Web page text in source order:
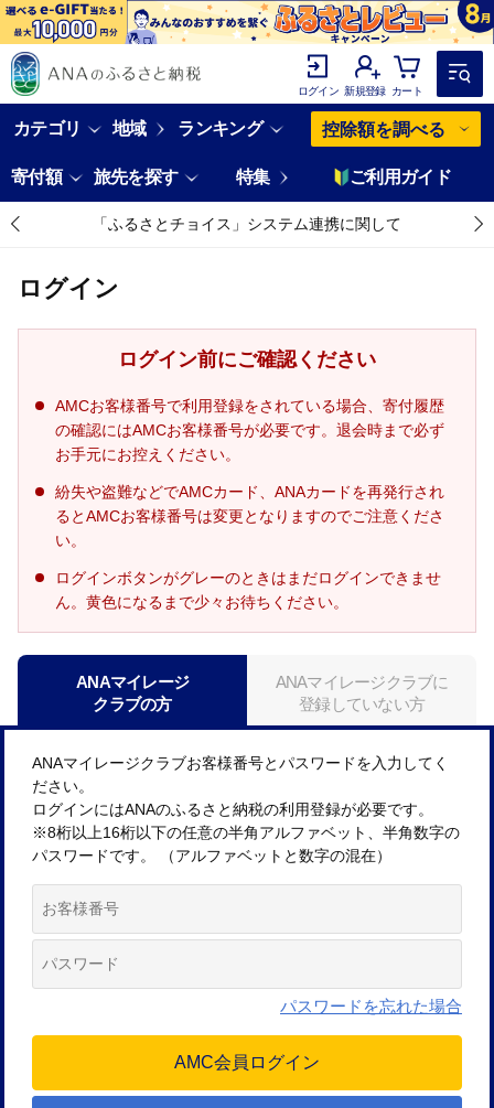
ログイン 新規登録 カート
カテゴリ 地域 ランキング 控除額を調べる
寄付額 旅先を探す 特集 ご利用ガイド
「ふるさとチョイス」システム連携に関して
ログイン
ログイン前にご確認ください
AMCお客様番号で利用登録をされている場合、寄付履歴
の確認にはAMCお客様番号が必要です。退会時まで必ず
お手元にお控えください。
紛失や盗難などでAMCカード、ANAカードを再発行され
るとAMCお客様番号は変更となりますのでご注意くださ
い。
ログインボタンがグレーのときはまだログインできませ
ん。黄色になるまで少々お待ちください。
ANAマイレージ
クラブの方
ANAマイレージクラブに
登録していない方
ANAマイレージクラブお客様番号とパスワードを入力してく
ださい。
ログインにはANAのふるさと納税の利用登録が必要です。
※8桁以上16桁以下の任意の半角アルファベット、半角数字の
パスワードです。 （アルファベットと数字の混在）
パスワードを忘れた場合